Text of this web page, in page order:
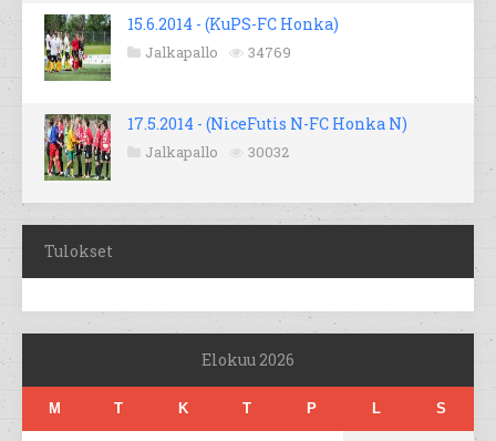
15.6.2014 - (KuPS-FC Honka)
Jalkapallo 34769
17.5.2014 - (NiceFutis N-FC Honka N)
Jalkapallo 30032
Tulokset
Elokuu 2026
M T K T P L S